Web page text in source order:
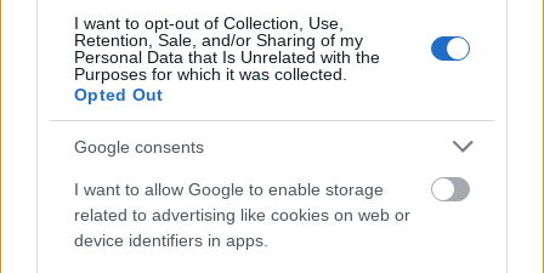
I want to opt-out of Collection, Use,
Retention, Sale, and/or Sharing of my
Personal Data that Is Unrelated with the
Purposes for which it was collected.
Opted Out
Google consents
I want to allow Google to enable storage
related to advertising like cookies on web or
device identifiers in apps.
Θλίψη για τον Ελληνικό Αθλητισμό, ο οποίος από
προϊόν πολιτισμού έχει καταντήσει καταφύγιο κάθε
λογής εγκληματικών υποκειμένων που με πρόσχημα
αυτόν εκδηλώνουν τα πιο απάνθρωπα και κακοποιά
ένστικτα.
Θλίψη για το κατάντημα της Ελληνικής Κοινωνίας
που ανέχεται εγκληματικές συμπεριφορές και δεν